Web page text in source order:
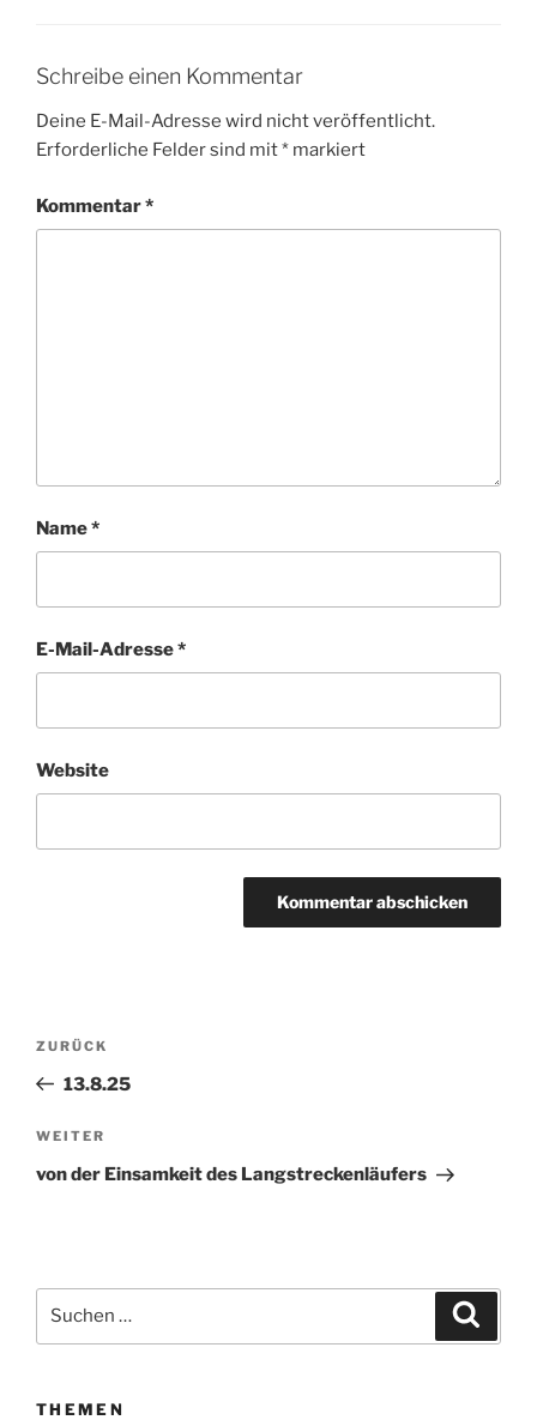
Schreibe einen Kommentar
Deine E-Mail-Adresse wird nicht veröffentlicht.
Erforderliche Felder sind mit* markiert
Kommentar*
Name*
E-Mail-Adresse*
Website
Beitragsnavigation
Vorheriger
Beitrag
ZURÜCK
13.8.25
Nächster
Beitrag
WEITER
von der Einsamkeit des Langstreckenläufers
Suchen
THEMEN